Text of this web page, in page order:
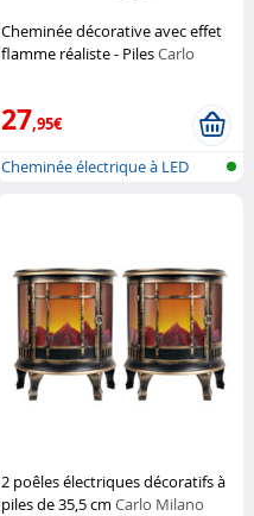
Cheminée décorative avec effet
flamme réaliste - PilesCarlo
27,95€
Cheminée électrique à LED
2 poêles électriques décoratifs à
piles de 35,5 cmCarlo Milano